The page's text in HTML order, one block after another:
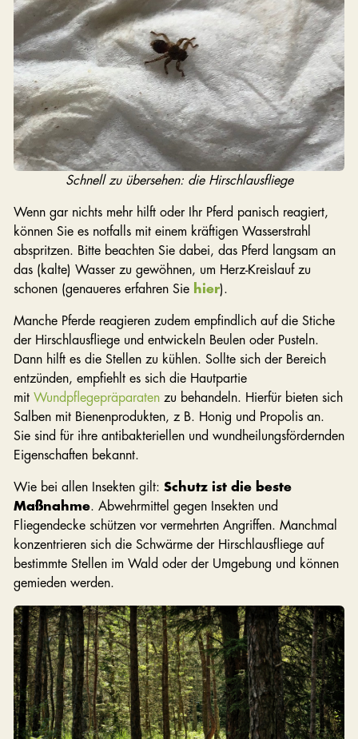
Schnell zu übersehen: die Hirschlausfliege
Wenn gar nichts mehr hilft oder Ihr Pferd panisch reagiert,
können Sie es notfalls mit einem kräftigen Wasserstrahl
abspritzen. Bitte beachten Sie dabei, das Pferd langsam an
das (kalte) Wasser zu gewöhnen, um Herz-Kreislauf zu
schonen (genaueres erfahren Sie hier).
Manche Pferde reagieren zudem empfindlich auf die Stiche
der Hirschlausfliege und entwickeln Beulen oder Pusteln.
Dann hilft es die Stellen zu kühlen. Sollte sich der Bereich
entzünden, empfiehlt es sich die Hautpartie
mit Wundpflegepräparatenzu behandeln. Hierfür bieten sich
Salben mit Bienenprodukten, z B. Honig und Propolis an.
Sie sind für ihre antibakteriellen und wundheilungsfördernden
Eigenschaften bekannt.
Wie bei allen Insekten gilt: Schutz ist die beste
Maßnahme. Abwehrmittel gegen Insekten und
Fliegendecke schützen vor vermehrten Angriffen. Manchmal
konzentrieren sich die Schwärme der Hirschlausfliege auf
bestimmte Stellen im Wald oder der Umgebung und können
gemieden werden.